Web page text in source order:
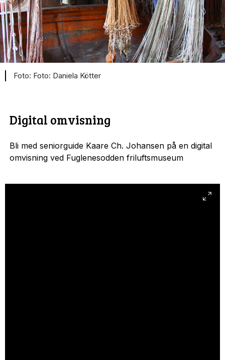
Foto: Daniela Kötter
Digital omvisning
Bli med seniorguide Kaare Ch. Johansen på en digital
omvisning ved Fuglenesodden friluftsmuseum